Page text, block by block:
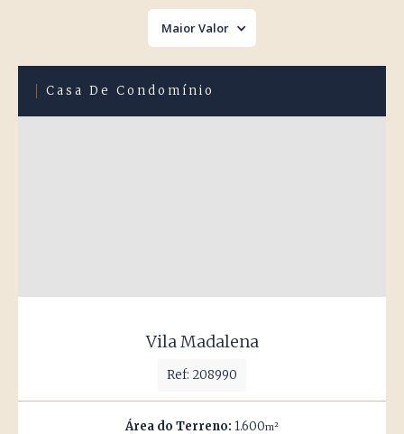
Maior Valor
Casa De Condomínio
Vila Madalena
Ref: 208990
Área do Terreno: 1.600m²